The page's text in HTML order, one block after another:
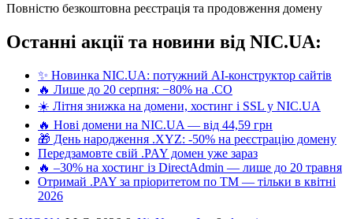
Повністю безкоштовна реєстрація та продовження домену
Останні акції та новини від NIC.UA:
✨ Новинка NIC.UA: потужний AI-конструктор сайтів
🔥 Лише до 20 серпня: −80% на .CO
☀️ Літня знижка на домени, хостинг і SSL у NIC.UA
🔥 Нові домени на NIC.UA — від 44,59 грн
🎁 День народження .XYZ: -50% на реєстрацію домену
Передзамовте свій .PAY домен уже зараз
🔥 –30% на хостинг із DirectAdmin — лише до 20 травня
Отримай .PAY за пріоритетом по ТМ — тільки в квітні
2026